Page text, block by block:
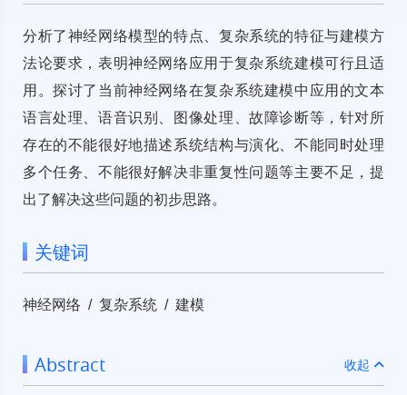
分析了神经网络模型的特点、复杂系统的特征与建模方
法论要求，表明神经网络应用于复杂系统建模可行且适
用。探讨了当前神经网络在复杂系统建模中应用的文本
语言处理、语音识别、图像处理、故障诊断等，针对所
存在的不能很好地描述系统结构与演化、不能同时处理
多个任务、不能很好解决非重复性问题等主要不足，提
出了解决这些问题的初步思路。
关键词
神经网络 / 复杂系统 / 建模
Abstract 收起